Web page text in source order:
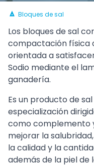
Bloques de sal
Los bloques de sal
compactación física
orientada a
Sodio mediante el
ganadería.
Es un producto de
especialización
como complemento
mejorar la
la calidad y la
además de la piel de